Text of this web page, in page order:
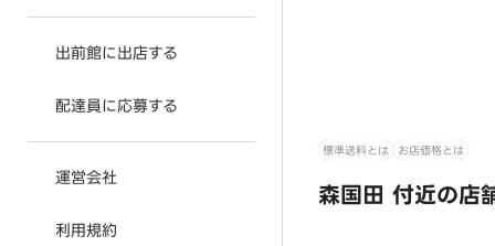
出前館に出店する
配達員に応募する
運営会社
利用規約
標準送料とは お店価格とは
森国田 付近の店